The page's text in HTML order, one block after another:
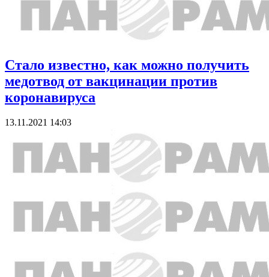
Стало известно, как можно получить
медотвод от вакцинации против
коронавируса
13.11.2021 14:03